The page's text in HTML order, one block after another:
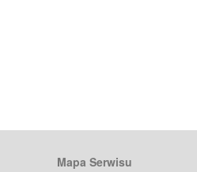
Mapa Serwisu